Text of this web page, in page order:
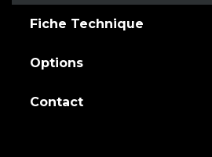
Fiche Technique
Options
Contact